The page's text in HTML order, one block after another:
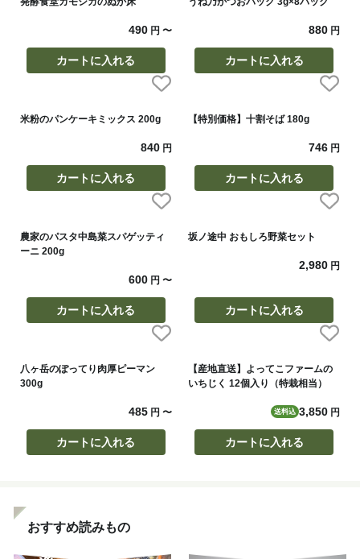
490円 〜
カートに入れる
880 円
カートに入れる
米粉のパンケーキミックス 200g
840円
カートに入れる
【特別価格】十割そば 180g
746 円
カートに入れる
農家のパスタ中島菜スパゲッティ
ーニ 200g
600円 〜
カートに入れる
坂ノ途中 おもしろ野菜セット
2,980 円
カートに入れる
八ヶ岳のぽってり肉厚ピーマン
300g
485円 〜
カートに入れる
【産地直送】よってこファームの
いちじく 12個入り（特栽相当）
送料込 3,850 円
カートに入れる
おすすめ読みもの